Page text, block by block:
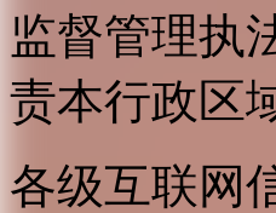
监督管理执
责本行政区
各级互联网